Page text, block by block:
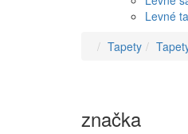
Levné
Tapety
značka